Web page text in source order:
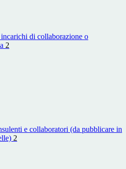
di collaborazione o
2
e collaboratori (da pubblicare in
2